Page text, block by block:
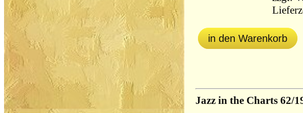
in den Warenkorb
Jazz in the Charts 62/